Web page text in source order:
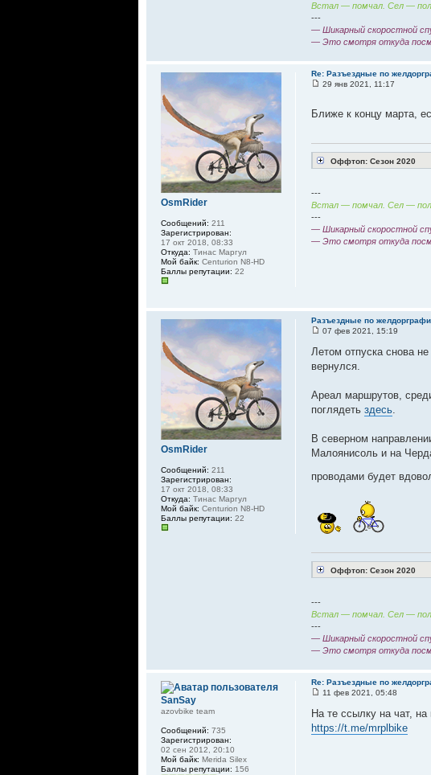
Встал — помчал. Сел —
---
— Шикарный скоростной
— Это смотря откуда
Re: Разъездные по
29 янв 2021, 11:17
Ближе к концу марта,
Оффтоп: Сезон 2020
---
Встал — помчал. Сел —
---
— Шикарный скоростной
— Это смотря откуда
OsmRider
Сообщений: 211
Зарегистрирован:
17 окт 2018, 08:33
Откуда: Тинас Маргул
Мой байк: Centurion N8-HD
Баллы репутации: 22
Разъездные по
07 фев 2021, 15:19
Летом отпуска снова
вернулся.
Ареал маршрутов,
поглядеть здесь.
В северном
Малоянисоль и на
проводами будет
Оффтоп: Сезон 2020
---
Встал — помчал. Сел —
---
— Шикарный скоростной
— Это смотря откуда
OsmRider
Сообщений: 211
Зарегистрирован:
17 окт 2018, 08:33
Откуда: Тинас Маргул
Мой байк: Centurion N8-HD
Баллы репутации: 22
Re: Разъездные по
11 фев 2021, 05:48
На те ссылку на чат,
https://t.me/mrplbike
SanSay
azovbike team
Сообщений: 735
Зарегистрирован:
02 сен 2012, 20:10
Мой байк: Merida Silex
Баллы репутации: 156